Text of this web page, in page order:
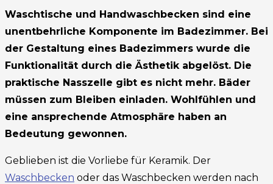
Waschtische und Handwaschbecken sind eine
unentbehrliche Komponente im Badezimmer. Bei
der Gestaltung eines Badezimmers wurde die
Funktionalität durch die Ästhetik abgelöst. Die
praktische Nasszelle gibt es nicht mehr. Bäder
müssen zum Bleiben einladen. Wohlfühlen und
eine ansprechende Atmosphäre haben an
Bedeutung gewonnen.
Geblieben ist die Vorliebe für Keramik. Der
Waschbecken oder das Waschbecken werden nach